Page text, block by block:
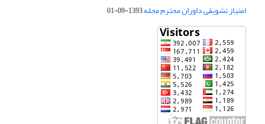
امتیاز تشویقی داوران محترم مجله1393-09-01